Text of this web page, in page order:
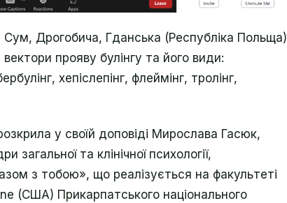
Сум, Дрогобича, Гданська (Республіка Польща)
вектори прояву булінгу та його види:
хепіслепінг, флеймінг, тролінг,
у своїй доповіді Мирослава Гасюк,
та клінічної психології,
з тобою», що реалізується на факультеті
(США) Прикарпатського національного